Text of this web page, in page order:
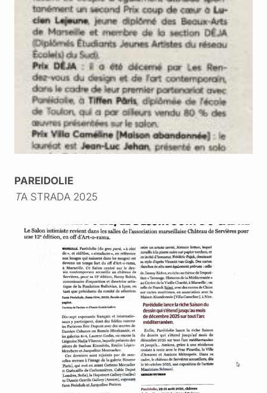
PAREIDOLIE
TA STRADA 2025